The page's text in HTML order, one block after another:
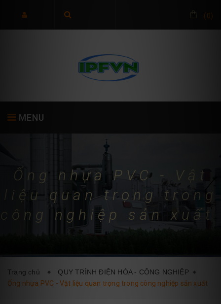
(0)
MENU
TRANG CHỦ GIỚI THIỆU
BLOG LIÊN HỆ
Ống nhựa PVC - Vật
liệu quan trọng trong
công nghiệp sản xuất
Trang chủ
QUY TRÌNH ĐIỆN HÓA - CÔNG NGHIỆP
Ống nhựa PVC - Vật liệu quan trọng trong công nghiệp sản xuất